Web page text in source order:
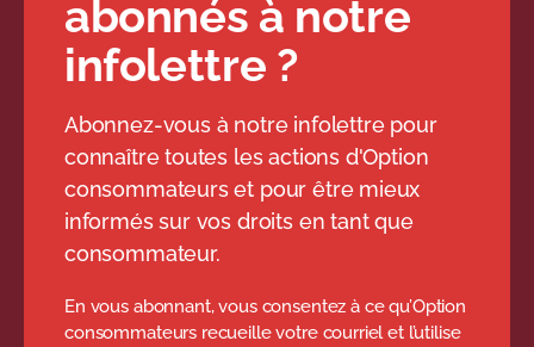
abonnés à notre
infolettre ?
Abonnez-vous à notre infolettre pour
connaître toutes les actions d'Option
consommateurs et pour être mieux
informés sur vos droits en tant que
consommateur.
En vous abonnant, vous consentez à ce qu’Option
consommateurs recueille votre courriel et l’utilise